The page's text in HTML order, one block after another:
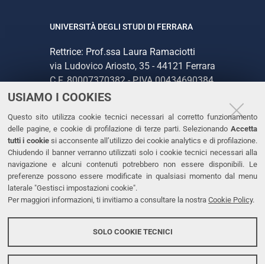
USIAMO I COOKIES
Questo sito utilizza cookie tecnici necessari al corretto funzionamento
delle pagine, e cookie di profilazione di terze parti. Selezionando Accetta
tutti i cookiesi acconsente all’utilizzo dei cookie analytics e di profilazione.
Chiudendo il banner verranno utilizzati solo i cookie tecnici necessari alla
navigazione e alcuni contenuti potrebbero non essere disponibili. Le
preferenze possono essere modificate in qualsiasi momento dal menu
laterale "Gestisci impostazioni cookie".
Per maggiori informazioni, ti invitiamo a consultare la nostra Cookie Policy.
SOLO COOKIE TECNICI
UNIVERSITÀ DEGLI STUDI DI FERRARA
Rettrice: Prof.ssa Laura Ramaciotti
via Ludovico Ariosto, 35 - 44121 Ferrara
C.F. 80007370382 - P.IVA 00434690384
CONTATTI
Tel. +39 0532 293111
Fax. +39 0532 293031
PEC
LINKS
Accessibilità
Protezione dati personali